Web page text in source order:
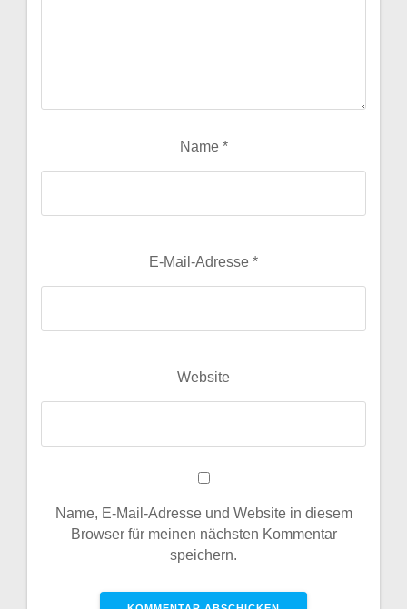
Name *
E-Mail-Adresse *
Website
Name, E-Mail-Adresse und Website in diesem
Browser für meinen nächsten Kommentar
speichern.